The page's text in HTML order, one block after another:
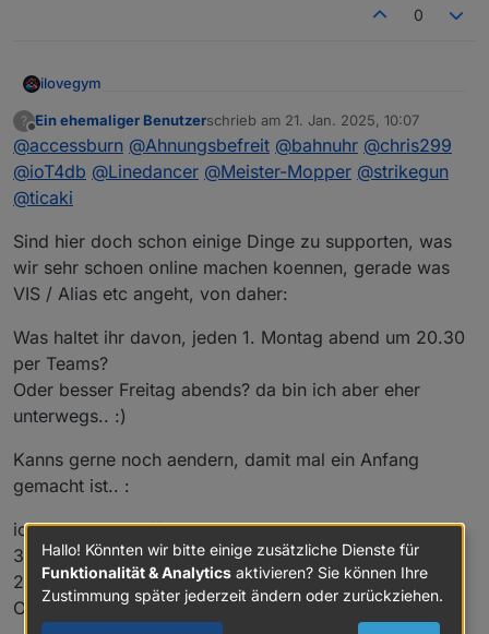
0
ilovegym
Willkommen beim Stammtisch im Raum Rhein-Main-
Hessen
Meetings:
Online:jeden 1. Montag im Monat ab 20:30 -
https://discord.gg/yC65zjr5uq
[Vor Ort-Treffen:
? Ein ehemaliger Benutzerschrieb am 21. Jan. 2025, 10:07
zuletzt editiert von
@accessburn @Ahnungsbefreit @bahnuhr @chris299
@ioT4db @Linedancer @Meister-Mopper @strikegun
@ticaki
Sind hier doch schon einige Dinge zu supporten, was
wir sehr schoen online machen koennen, gerade was
VIS / Alias etc angeht, von daher:
Was haltet ihr davon, jeden 1. Montag abend um 20.30
per Teams?
Oder besser Freitag abends? da bin ich aber eher
unterwegs.. :)
Kanns gerne noch aendern, damit mal ein Anfang
gemacht ist.. :
iobroker Usertreffen FFM
3. February 2025
20:30 - 22:30 (WET)
Occurs every month on first Monday starting 03.02
Hallo! Könnten wir bitte einige zusätzliche Dienste für
Funktionalität & Analytics aktivieren? Sie können Ihre
Zustimmung später jederzeit ändern oder zurückziehen.